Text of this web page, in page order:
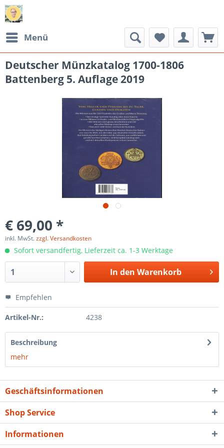
Menü
Deutscher Münzkatalog 1700-1806
Battenberg 5. Auflage 2019
€ 69,00 *
inkl. MwSt.zzgl. Versandkosten
Sofort versandfertig, Lieferzeit ca. 1-3 Werktage
In den Warenkorb
Empfehlen
Artikel-Nr.: 4238
Beschreibung
mehr
Geschäftsinformationen
Shop Service
Informationen